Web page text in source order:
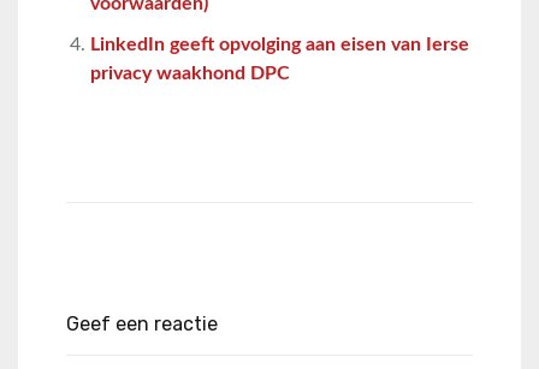
LinkedIn geeft opvolging aan eisen van Ierse
privacy waakhond DPC
Geef een reactie